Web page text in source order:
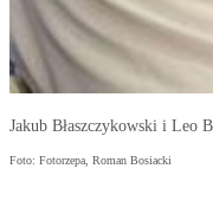
Jakub Błaszczykowski i Leo
Foto: Fotorzepa, Roman Bosiacki